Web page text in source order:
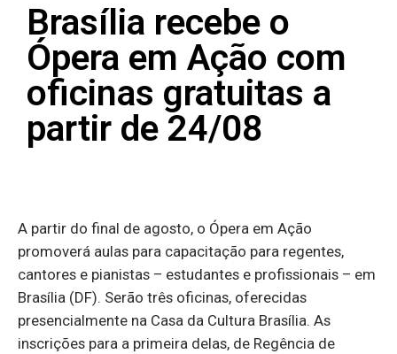
Brasília recebe o
Ópera em Ação com
oficinas gratuitas a
partir de 24/08
A partir do final de agosto, o Ópera em Ação
promoverá aulas para capacitação para regentes,
cantores e pianistas – estudantes e profissionais – em
Brasília (DF). Serão três oficinas, oferecidas
presencialmente na Casa da Cultura Brasília. As
inscrições para a primeira delas, de Regência de